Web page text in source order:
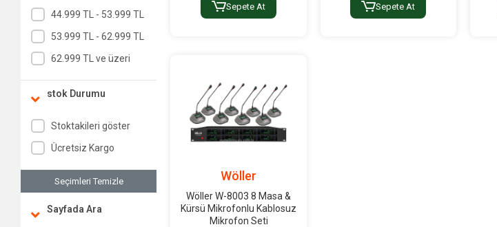
44.999 TL - 53.999 TL
53.999 TL - 62.999 TL
62.999 TL ve üzeri
stok Durumu
Stoktakileri göster
Ücretsiz Kargo
Seçimleri Temizle
Sayfada Ara
Sepete At Sepete At
Wöller
Wöller W-8003 8 Masa &
Kürsü Mikrofonlu Kablosuz
Mikrofon Seti